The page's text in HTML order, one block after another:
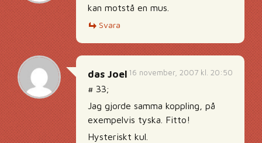
kan motstå en mus.
Svara
16 november, 2007 kl. 20:50
das Joel
# 33;
Jag gjorde samma koppling, på
exempelvis tyska. Fitto!
Hysteriskt kul.